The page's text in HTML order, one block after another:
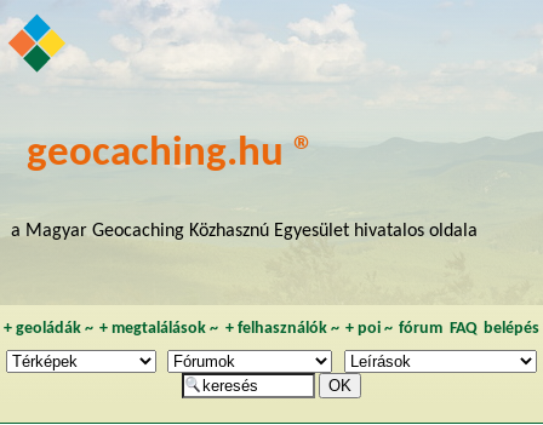
geocaching.hu ®
a Magyar Geocaching Közhasznú Egyesület hivatalos oldala
+ geoládák~ +megtalálások ~ + felhasználók~ + poi~ fórum FAQ belépés